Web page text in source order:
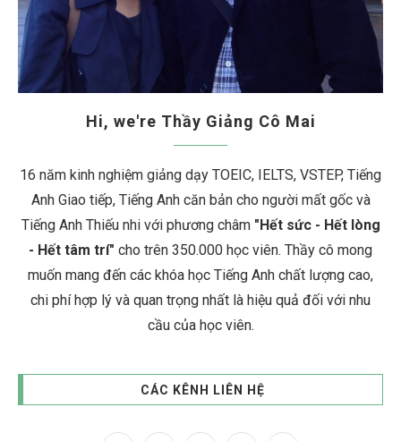
Hi, we're Thầy Giảng Cô Mai
16 năm kinh nghiệm giảng dạy TOEIC, IELTS, VSTEP, Tiếng
Anh Giao tiếp, Tiếng Anh căn bản cho người mất gốc và
Tiếng Anh Thiếu nhi với phương châm "Hết sức - Hết lòng
- Hết tâm trí" cho trên 350.000 học viên. Thầy cô mong
muốn mang đến các khóa học Tiếng Anh chất lượng cao,
chi phí hợp lý và quan trọng nhất là hiệu quả đối với nhu
cầu của học viên.
CÁC KÊNH LIÊN HỆ